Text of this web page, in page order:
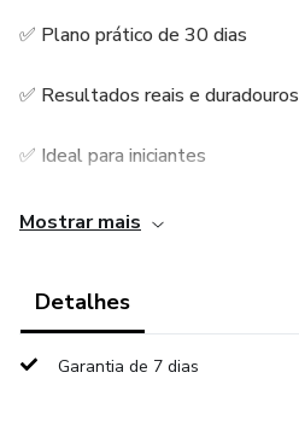
✅ Plano prático de 30 dias
✅ Resultados reais e duradouros
✅ Ideal para iniciantes
Mostrar mais
Detalhes
Garantia de 7 dias